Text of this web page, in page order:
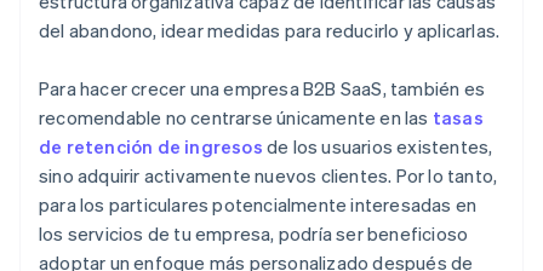
del abandono, idear medidas para reducirlo y aplicarlas.
Para hacer crecer una empresa B2B SaaS, también es
recomendable no centrarse únicamente en las tasas
de retención de ingresos de los usuarios existentes,
sino adquirir activamente nuevos clientes. Por lo tanto,
para los particulares potencialmente interesadas en
los servicios de tu empresa, podría ser beneficioso
adoptar un enfoque más personalizado después de